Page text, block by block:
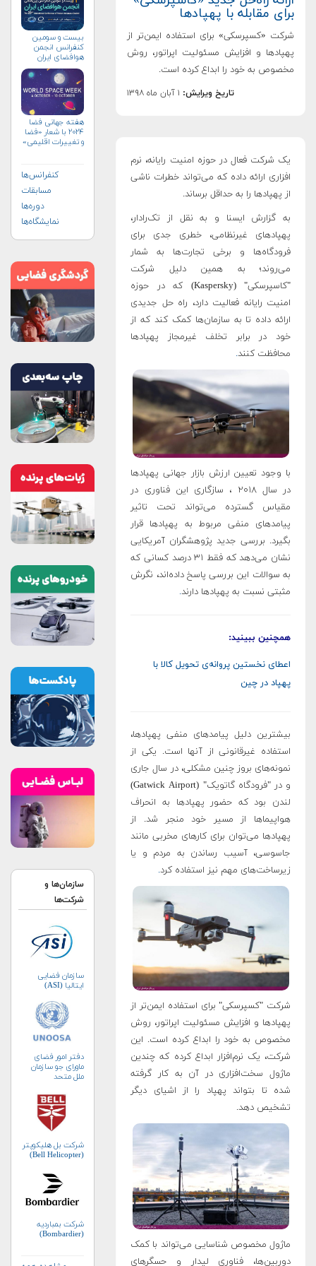
برای مقابله با پهپادها
شرکت «کسپرسکی» برای استفاده ایمن‌تر از
پهپادها و افزایش مسئولیت اپراتور، روش
مخصوص به خود را ابداع کرده است.
تاریخ ویرایش: ۱ آبان ماه ۱۳۹۸
یک شرکت فعال در حوزه امنیت رایانه، نرم
افزاری ارائه داده که می‌تواند خطرات ناشی
از پهپادها را به حداقل برساند.
به گزارش ایسنا و به نقل از تک‌رادار،
پهپادهای غیرنظامی، خطری جدی برای
فرودگاه‌ها و برخی تجارت‌ها به شمار
می‌روند؛ به همین دلیل شرکت
"کاسپرسکی" (Kaspersky) که در حوزه
امنیت رایانه فعالیت دارد، راه حل جدیدی
ارائه داده تا به سازمان‌ها کمک کند که از
خود در برابر تخلف غیرمجاز پهپادها
محافظت کنند.
با وجود تعیین ارزش بازار جهانی پهپادها
در سال ۲۰۱۸ ، سازگاری این فناوری در
مقیاس گسترده می‌تواند تحت تاثیر
پیامدهای منفی مربوط به پهپادها قرار
بگیرد. بررسی جدید پژوهشگران آمریکایی
نشان می‌دهد که فقط ۳۱ درصد کسانی که
به سوالات این بررسی پاسخ داده‌اند، نگرش
مثبتی نسبت به پهپادها دارند.
همچنین ببینید:
اعطای نخستین پروانه‌ی تحویل کالا با
پهپاد در چین
بیشترین دلیل پیامدهای منفی پهپادها،
استفاده غیرقانونی از آنها است. یکی از
نمونه‌های بروز چنین مشکلی، در سال جاری
و در "فرودگاه گاتویک" (Gatwick Airport)
لندن بود که حضور پهپادها به انحراف
هواپیماها از مسیر خود منجر شد. از
پهپادها می‌توان برای کارهای مخربی مانند
جاسوسی، آسیب رساندن به مردم و یا
زیرساخت‌های مهم نیز استفاده کرد.
شرکت "کسپرسکی" برای استفاده ایمن‌تر از
پهپادها و افزایش مسئولیت اپراتور، روش
مخصوص به خود را ابداع کرده است. این
شرکت، یک نرم‌افزار ابداع کرده که چندین
ماژول سخت‌افزاری در آن به کار گرفته
شده تا بتواند پهپاد را از اشیای دیگر
تشخیص دهد.
ماژول مخصوص شناسایی می‌تواند با کمک
دوربین‌ها، فناوری لیدار و حسگرهای
بیست و سومین
کنفرانس انجمن
هوافضای ايران
هفته جهانی فضا
۲۰۲۴ با شعار «فضا
و تغییرات اقلیمی»
کنفرانس‌ها
مسابقات
دوره‌ها
نمایشگاه‌ها
سازمان‌ها و
شرکت‌ها
سازمان فضایی
ایتالیا (ASI)
دفتر امور فضای
ماورای جو سازمان
ملل متحد
شرکت بل هلیکوپتر
(Bell Helicopter)
شرکت بمباردیه
(Bombardier)